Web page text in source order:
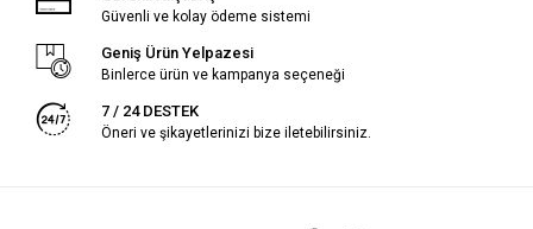
Güvenli ve kolay ödeme sistemi
Geniş Ürün Yelpazesi
Binlerce ürün ve kampanya seçeneği
7 / 24 DESTEK
Öneri ve şikayetlerinizi bize iletebilirsiniz.